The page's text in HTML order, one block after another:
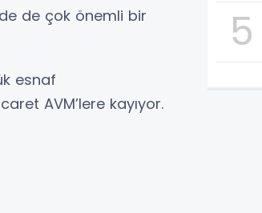
de çok önemli bir
esnaf
AVM’lere kayıyor.
5